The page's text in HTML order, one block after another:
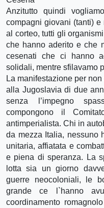
Anzitutto quindi
compagni giovani (tanti)
al corteo, tutti gli
che hanno aderito e che
cesenati che ci hanno
solidali, mentre sfilavamo
La manifestazione per
alla Jugoslavia di due
senza l’impegno
compongono il
antimperialista. Chi in
da mezza Italia, nessuno
unitaria, affiatata e
e piena di speranza. La
lotta sia un giorno
guerre neocoloniali, le
grande ce l`hanno
coordinamento